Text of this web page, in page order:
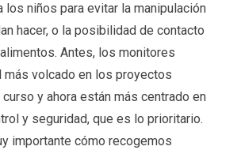
los niños para evitar la manipulación
hacer, o la posibilidad de contacto
Antes, los monitores
más volcado en los proyectos
y ahora están más centrado en
y seguridad, que es lo prioritario.
importante cómo recogemos